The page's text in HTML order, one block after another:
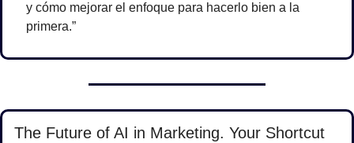
y cómo mejorar el enfoque para hacerlo bien a la
primera.”
The Future of AI in Marketing. Your Shortcut